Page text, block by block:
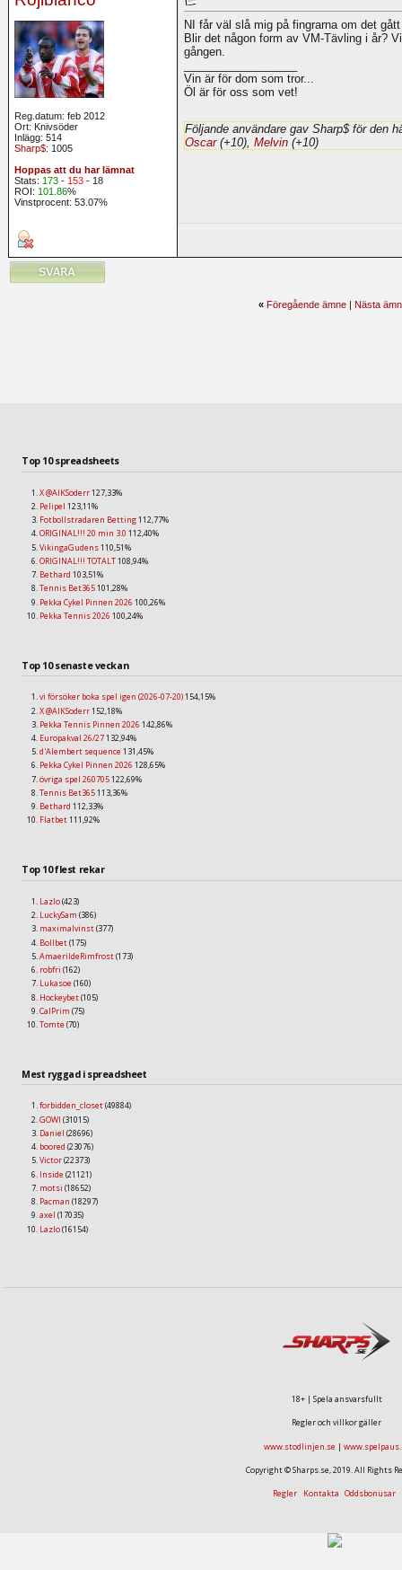
Reg.datum: feb 2012
Ort: Knivsöder
Inlägg: 514
Sharp$: 1005
Hoppas att du har lämnat
Stats: 173 - 153 - 18
ROI: 101.86%
Vinstprocent: 53.07%
NI får väl slå mig på fingrarna om det
Blir det någon form av VM-Tävling i år?
gången.
Vin är för dom som tror...
Öl är för oss som vet!
Följande användare gav Sharp$ för den
Oscar(+10), Melvin (+10)
« Föregående ämne| Nästa
Top 10 spreadsheets
X @AIKSoderr127,33%
Pelipel 123,11%
Fotbollstradaren Betting112,77%
ORIGINAL!!! 20 min 3.0 112,40%
VikingaGudens110,51%
ORIGINAL!!! TOTALT108,94%
Bethard 103,51%
Tennis Bet365101,28%
Pekka Cykel Pinnen 2026 100,26%
Pekka Tennis 2026 100,24%
Top 10 senaste veckan
vi försöker boka spel igen (2026-07-20)154,15%
X @AIKSoderr152,18%
Pekka Tennis Pinnen 2026 142,86%
Europakval 26/27132,94%
d'Alembert sequence131,45%
Pekka Cykel Pinnen 2026 128,65%
övriga spel 260705122,69%
Tennis Bet365113,36%
Bethard 112,33%
Flatbet111,92%
Top 10 flest rekar
Lazlo(423)
LuckySam (386)
maximalvinst(377)
Bollbet(175)
AmaerildeRimfrost(173)
robfri (162)
Lukasoe (160)
Hockeybet(105)
CalPrim (75)
Tomte (70)
Mest ryggad i spreadsheet
forbidden_closet(49884)
GOWI (31015)
Daniel (28696)
boored (23076)
Victor(22373)
Inside (21121)
motsi (18652)
Pacman (18297)
axel (17035)
Lazlo(16154)
18+ | Spela ansvarsfullt
Regler och villkor gäller
www.stodlinjen.se |
Copyright © Sharps.se, 2019. All Rights
Regler Kontakta Oddsbonusar